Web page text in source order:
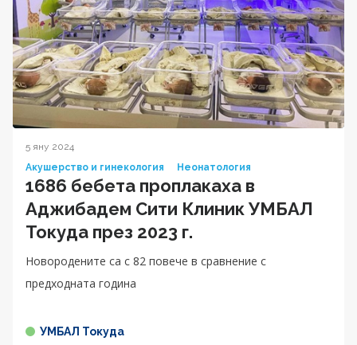
5 яну 2024
Акушерство и гинекология
Неонатология
1686 бебета проплакаха в
Аджибадем Сити Клиник УМБАЛ
Токуда през 2023 г.
Новородените са с 82 повече в сравнение с
предходната година
УМБАЛ Токуда